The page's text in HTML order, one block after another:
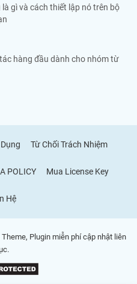
gì và cách thiết lập nó trên bộ
hàng đầu dành cho nhóm từ
Từ Chối Trách Nhiệm
POLICY Mua License Key
Hệ
Plugin miễn phí cập nhật liên